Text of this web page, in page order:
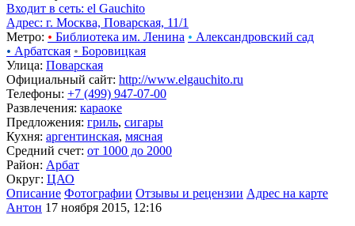
Входит в сеть: el Gauchito
Адрес: г. Москва, Поварская, 11/1
Метро: • Библиотека им. Ленина • Александровский сад
• Арбатская • Боровицкая
Улица: Поварская
Официальный сайт: http://www.elgauchito.ru
Телефоны: +7 (499) 947-07-00
Развлечения: караоке
Предложения: гриль, сигары
Кухня: аргентинская, мясная
Средний счет: от 1000 до 2000
Район: Арбат
Округ: ЦАО
Описание Фотографии Отзывы и рецензии Адрес на карте
Антон 17 ноября 2015, 12:16